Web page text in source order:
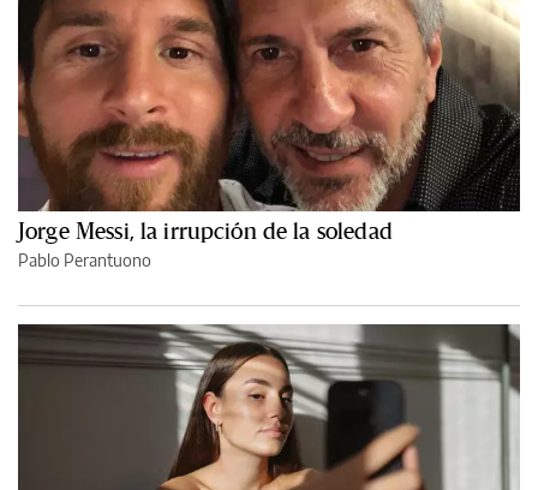
Jorge Messi, la irrupción de la soledad
Pablo Perantuono